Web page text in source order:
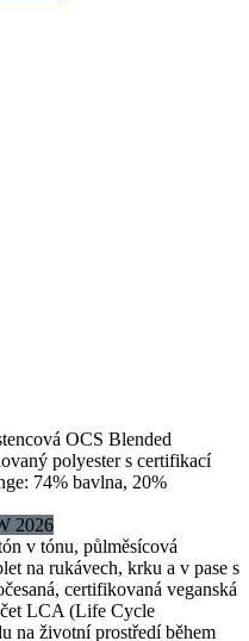
OCS Blended
polyester s certifikací
74% bavlna, 20%
2026
v tónu, půlměsícová
na rukávech, krku a v pase s
certifikovaná veganská
LCA (Life Cycle
na životní prostředí během